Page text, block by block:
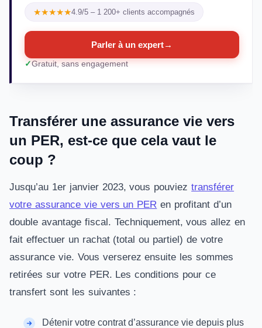
★★★★★4.9/5 – 1 200+ clients accompagnés
Parler à un expert→
Gratuit, sans engagement
Transférer une assurance vie vers
un PER, est-ce que cela vaut le
coup ?
Jusqu’au 1er janvier 2023, vous pouvieztransférer
votre assurance vie vers un PER en profitant d’un
double avantage fiscal. Techniquement, vous allez en
fait effectuer un rachat (total ou partiel) de votre
assurance vie. Vous verserez ensuite les sommes
retirées sur votre PER. Les conditions pour ce
transfert sont les suivantes :
Détenir votre contrat d’assurance vie depuis plus